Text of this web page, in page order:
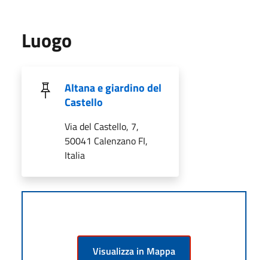
Luogo
Altana e giardino del
Castello
Via del Castello, 7,
50041 Calenzano FI,
Italia
Visualizza in Mappa